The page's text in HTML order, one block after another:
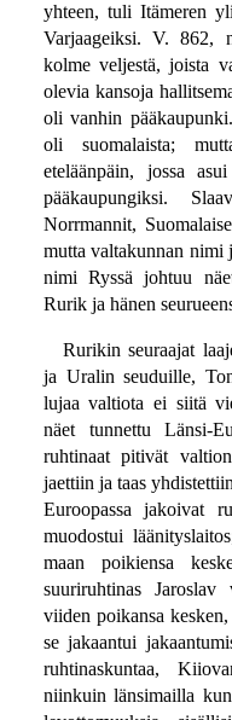
yhteen, tuli Itämeren
Varjaageiksi. V. 862,
kolme veljestä, joista
olevia kansoja
oli vanhin
oli suomalaista;
eteläänpäin, jossa
pääkaupungiksi.
Norrmannit,
mutta valtakunnan nimi
nimi Ryssä johtuu
Rurik ja hänen
Rurikin seuraajat
ja Uralin seuduille,
lujaa valtiota ei siitä
näet tunnettu Länsi-
ruhtinaat pitivät
jaettiin ja taas
Euroopassa jakoivat
muodostui
maan poikiensa
suuriruhtinas
viiden poikansa
se jakaantui
ruhtinaskuntaa,
niinkuin länsimailla